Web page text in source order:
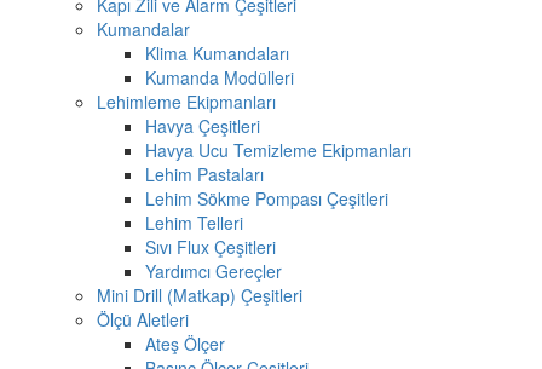
Kumandalar
Klima Kumandaları
Kumanda Modülleri
Lehimleme Ekipmanları
Havya Çeşitleri
Havya Ucu Temizleme Ekipmanları
Lehim Pastaları
Lehim Sökme Pompası Çeşitleri
Lehim Telleri
Sıvı Flux Çeşitleri
Yardımcı Gereçler
Mini Drill (Matkap) Çeşitleri
Ölçü Aletleri
Ateş Ölçer